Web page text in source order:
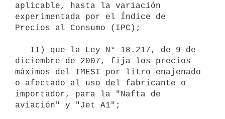
aplicable, hasta la variación
experimentada por el Índice de
Precios al Consumo (IPC);
diciembre de 2007, fija los precios
máximos del IMESI por litro enajenado
o afectado al uso del fabricante o
importador, para la "Nafta de
aviación" y "Jet A1";